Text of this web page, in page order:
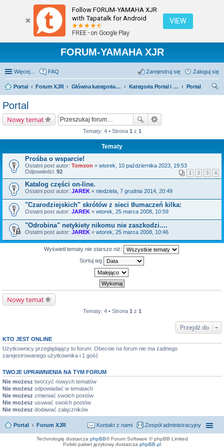
Follow FORUM-YAMAHA XJR
with Tapatalk for Android
FREE - on Google Play
VIEW
FORUM-YAMAHA XJR
Więcej… FAQ Zaloguj się
Zarejestruj się
Portal Forum XJR Główna kategoria forum Kategoria Portal i Sondy
Portal
Portal
Nowy temat
Tematy: 4 • Strona 1 z 1
Tematy
Prośba o wsparcie!
Ostatni post autor: Tomson « wtorek, 10 października 2023, 19:53
Odpowiedzi: 92 1 2 3 4
Katalog części on-line.
Ostatni post autor: JAREK « niedziela, 7 grudnia 2014, 20:49
"Czarodziejskich" skrótów z sieci tłumaczeń kilka:
Ostatni post autor: JAREK « wtorek, 25 marca 2008, 10:59
"Odrobina" netykiety nikomu nie zaszkodzi....
Ostatni post autor: JAREK « wtorek, 25 marca 2008, 10:46
Wyświetl tematy nie starsze niż:
Sortuj wg
Nowy temat
Tematy: 4 • Strona 1 z 1
Przejdź do
KTO JEST ONLINE
Użytkownicy przeglądający to forum: Obecnie na forum nie ma żadnego
zarejestrowanego użytkownika i 1 gość
TWOJE UPRAWNIENIA NA TYM FORUM
Nie możesz tworzyć nowych tematów
Nie możesz odpowiadać w tematach
Nie możesz zmieniać swoich postów
Nie możesz usuwać swoich postów
Nie możesz dodawać załączników
Portal Forum XJR Zespół administracyjny
Kontakt z nami
Technologię dostarcza phpBB® Forum Software © phpBB Limited
Polski pakiet językowy dostarcza phpBB.pl